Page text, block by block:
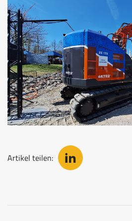
Artikel teilen: